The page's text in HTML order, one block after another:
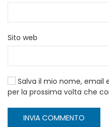
Sito web
Salva il mio nome, email
per la prossima volta che
INVIA COMMENTO